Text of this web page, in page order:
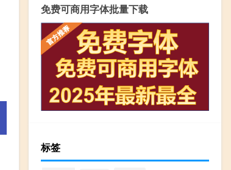
免费可商用字体批量下载
标签